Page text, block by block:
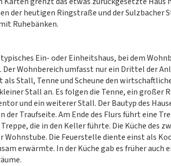
der heutigen Ringstraße und der Sulzbacher
Ruhebänken.
typisches Ein- oder Einheitshaus, bei dem
Der Wohnbereich umfasst nur ein Drittel der
als Stall, Tenne und Scheune den
Stall an. Es folgen die Tenne, ein großer
und ein weiterer Stall. Der Bautyp des
der Traufseite. Am Ende des Flurs führt eine
die in den Keller führte. Die Küche des
Wohnstube. Die Feuerstelle diente einst als
erwärmte. In der Küche gab es früher auch